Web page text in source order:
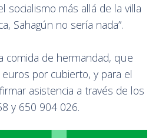
socialismo más allá de la villa
Sahagún no sería nada”.
comida de hermandad, que
por cubierto, y para el
asistencia a través de los
y 650 904 026.